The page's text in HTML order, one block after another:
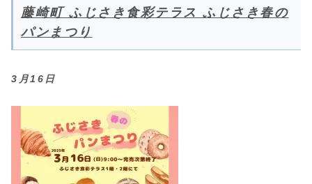
藤崎町 ふじさき食彩テラス ふじさき春の
パンまつり
3月16日